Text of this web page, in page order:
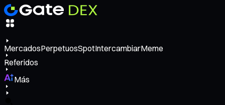
MercadosPerpetuosSpotIntercambiarMeme
Referidos
Más